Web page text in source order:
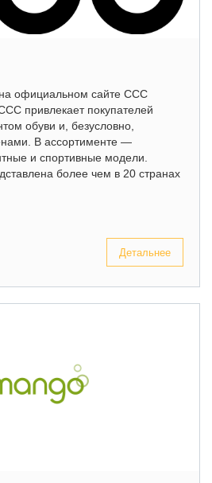
на официальном сайте CCC
привлекает покупателей
обуви и, безусловно,
В ассортименте —
и спортивные модели.
более чем в 20 странах
Детальнее